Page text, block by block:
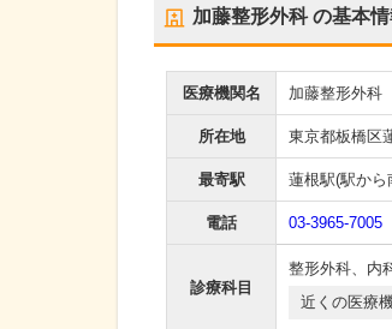
加藤整形外科の基本情
医療機関名 加藤整形外科
所在地 東京都板橋区
最寄駅 蓮根駅(駅から
電話 03-3965-7005
診療科目
整形外科、 内
近くの医療